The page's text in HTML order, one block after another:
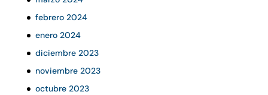
febrero 2024
enero 2024
diciembre 2023
noviembre 2023
octubre 2023